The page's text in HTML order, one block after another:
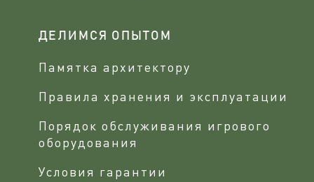
ДЕЛИМСЯ ОПЫТОМ
Памятка архитектору
Правила хранения и эксплуатации
Порядок обслуживания игрового
оборудования
Условия гарантии